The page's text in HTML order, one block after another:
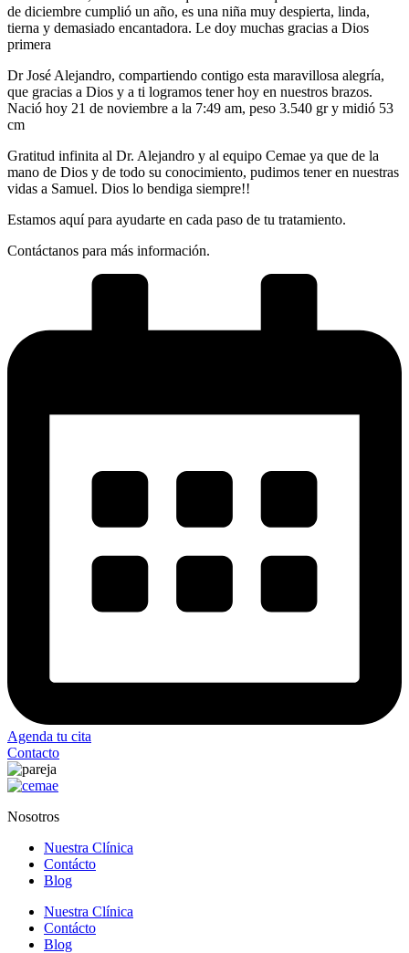
de diciembre cumplió un año, es una niña muy despierta, linda,
tierna y demasiado encantadora. Le doy muchas gracias a Dios
primera
Dr José Alejandro, compartiendo contigo esta maravillosa alegría,
que gracias a Dios y a ti logramos tener hoy en nuestros brazos.
Nació hoy 21 de noviembre a la 7:49 am, peso 3.540 gr y midió 53
cm
Gratitud infinita al Dr. Alejandro y al equipo Cemae ya que de la
mano de Dios y de todo su conocimiento, pudimos tener en nuestras
vidas a Samuel. Dios lo bendiga siempre!!
Estamos aquí para ayudarte en cada paso de tu tratamiento.
Contáctanos para más información.
Agenda tu cita
Contacto
Nosotros
Nuestra Clínica
Contácto
Blog
Nuestra Clínica
Contácto
Blog